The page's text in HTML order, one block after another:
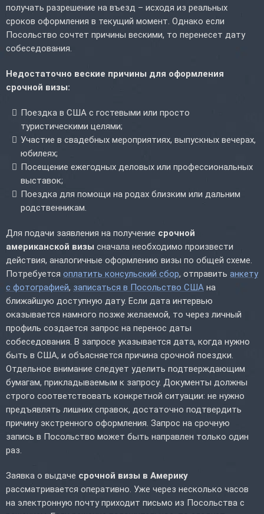
получать разрешение на въезд – исходя из реальных
сроков оформления в текущий момент. Однако если
Посольство сочтет причины вескими, то перенесет дату
собеседования.
Недостаточно веские причины для оформления
срочной визы:
Поездка в США с гостевыми или просто
туристическими целями;
Участие в свадебных мероприятиях, выпускных вечерах,
юбилеях;
Посещение ежегодных деловых или профессиональных
выставок;
Поездка для помощи на родах близким или дальним
родственникам.
Для подачи заявления на получение срочной
американской визы сначала необходимо произвести
действия, аналогичные оформлению визы по общей схеме.
Потребуется оплатить консульский сбор, отправить анкету
с фотографией, записаться в Посольство США на
ближайшую доступную дату. Если дата интервью
оказывается намного позже желаемой, то через личный
профиль создается запрос на перенос даты
собеседования. В запросе указывается дата, когда нужно
быть в США, и объясняется причина срочной поездки.
Отдельное внимание следует уделить подтверждающим
бумагам, прикладываемым к запросу. Документы должны
строго соответствовать конкретной ситуации: не нужно
предъявлять лишних справок, достаточно подтвердить
причину экстренного оформления. Запрос на срочную
запись в Посольство может быть направлен только один
раз.
Заявка о выдаче срочной визы в Америку
рассматривается оперативно. Уже через несколько часов
на электронную почту приходит письмо из Посольства с